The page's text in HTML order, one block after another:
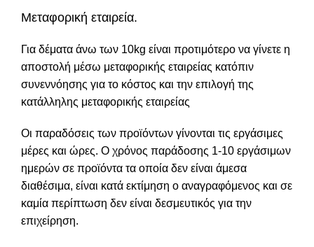
Μεταφορική εταιρεία.
Για δέματα άνω των 10kg είναι προτιμότερο να γίνετε η
αποστολή μέσω μεταφορικής εταιρείας κατόπιν
συνεννόησης για το κόστος και την επιλογή της
κατάλληλης μεταφορικής εταιρείας
Οι παραδόσεις των προϊόντων γίνονται τις εργάσιμες
μέρες και ώρες. Ο χρόνος παράδοσης 1-10 εργάσιμων
ημερών σε προϊόντα τα οποία δεν είναι άμεσα
διαθέσιμα, είναι κατά εκτίμηση ο αναγραφόμενος και σε
καμία περίπτωση δεν είναι δεσμευτικός για την
επιχείρηση.